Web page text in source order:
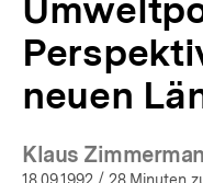
neuen
Klaus
(Mehr
18.09.1992 / 28 Minuten